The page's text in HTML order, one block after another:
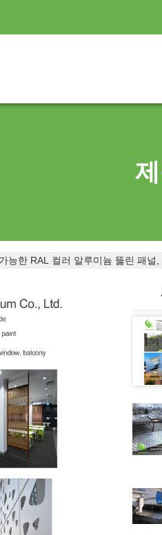
능한 RAL 컬러 알루미늄 뚫린 패